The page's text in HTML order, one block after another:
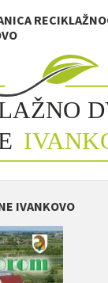
IVANKOVO